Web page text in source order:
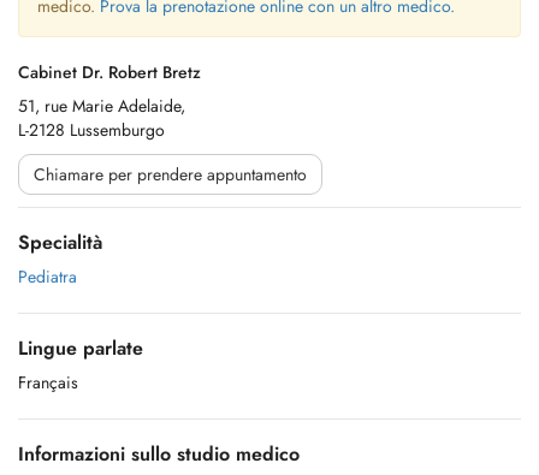
medico. Prova la prenotazione online con un altro medico.
Cabinet Dr. Robert Bretz
51, rue Marie Adelaide,
L-2128 Lussemburgo
Chiamare per prendere appuntamento
Specialità
Pediatra
Lingue parlate
Français
Informazioni sullo studio medico